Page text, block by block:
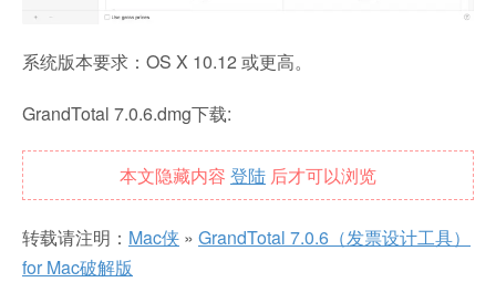
系统版本要求：OS X 10.12 或更高。
GrandTotal 7.0.6.dmg下载:
本文隐藏内容 登陆 后才可以浏览
转载请注明： Mac侠 » GrandTotal 7.0.6（发票设计工具）
for Mac破解版